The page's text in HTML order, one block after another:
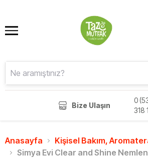
Bize Ulaşın
0
318
Anasayfa Kişisel Bakım,
Simya Evi Clear and Shine